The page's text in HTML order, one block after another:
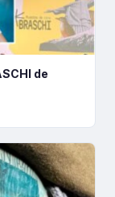
de